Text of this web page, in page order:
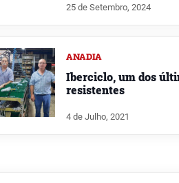
25 de Setembro, 2024
ANADIA
Iberciclo, um dos
resistentes
4 de Julho, 2021